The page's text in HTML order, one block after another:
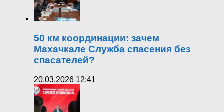
50 км координации: зачем
Махачкале Служба спасения без
спасателей?
20.03.2026 12:41